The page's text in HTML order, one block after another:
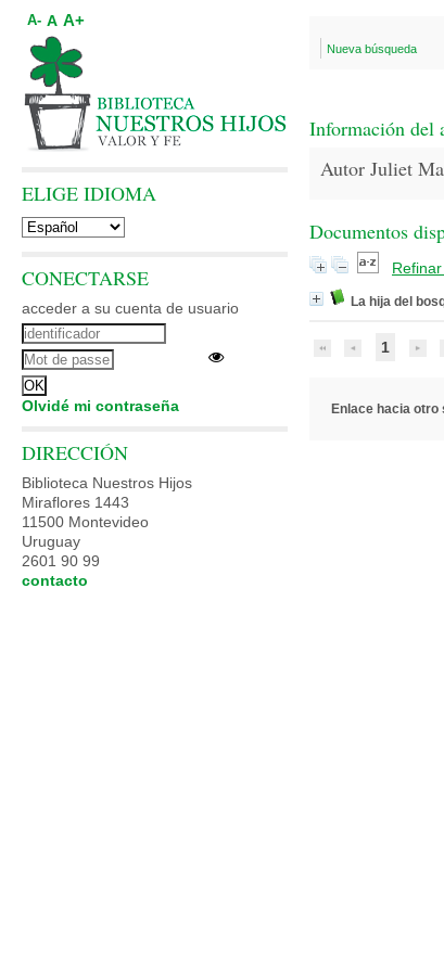
Nueva búsqueda
Información del
Autor Juliet
Documentos
La hija del
1
Enlace hacia otro
A- A A+
ELIGE IDIOMA
CONECTARSE
acceder a su cuenta de usuario
Olvidé mi contraseña
DIRECCIÓN
Biblioteca Nuestros Hijos
Miraflores 1443
11500 Montevideo
Uruguay
2601 90 99
contacto